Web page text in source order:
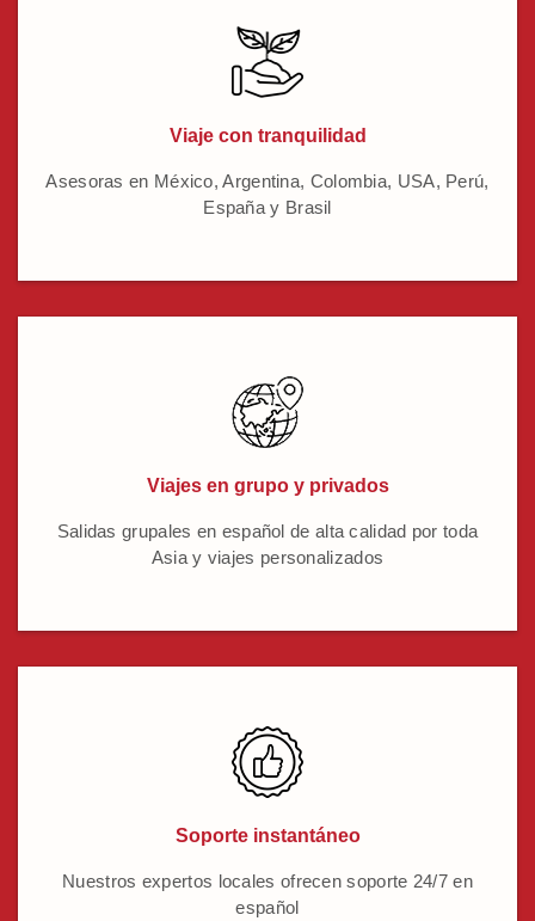
Viaje con tranquilidad
Asesoras en México, Argentina, Colombia, USA, Perú,
España y Brasil
Viajes en grupo y privados
Salidas grupales en español de alta calidad por toda
Asia y viajes personalizados
Soporte instantáneo
Nuestros expertos locales ofrecen soporte 24/7 en
español